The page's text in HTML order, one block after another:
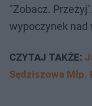
"Zobacz.
wypoczynek nad
CZYTAJ TAKŻE:
Sędziszowa Młp.